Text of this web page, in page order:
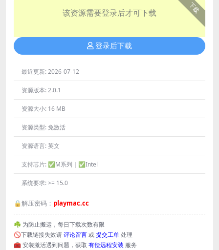
下载
该资源需要登录后才可下载
登录后下载
最近更新:2026-07-12
资源版本:2.0.1
资源大小: 16 MB
资源类型:免激活
资源语言:英文
支持芯片: ✅M系列｜✅Intel
系统要求:>= 15.0
🔒解压密码： playmac.cc
☘️ 为防止搬运，每日下载次数有限
🚫下载链接失效请评论留言或提交工单处理
🧰 安装激活遇到问题，获取 有偿远程安装 服务